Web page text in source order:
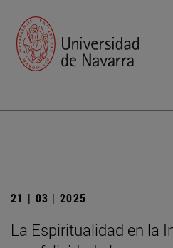
21 | 03 | 2025
La Espiritualidad en la